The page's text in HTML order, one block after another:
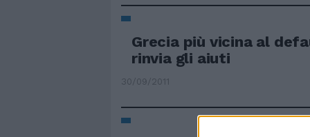
Grecia più vicina al
rinvia gli aiuti
30/09/2011